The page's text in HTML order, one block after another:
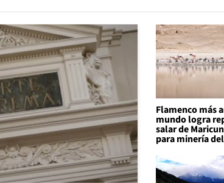
Flamenco más
mundo logra
salar de
para minería